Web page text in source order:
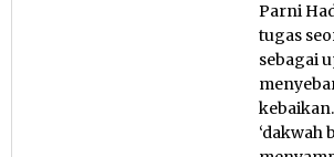
Parni
tugas
sebagai
‘dakwah